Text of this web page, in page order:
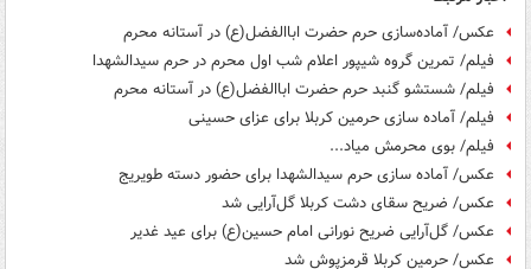
عکس/ آماده‌سازی حرم حضرت اباالفضل(ع) در آستانه محرم
فیلم/ تمرین گروه شیپور اعلام شب اول محرم در حرم سیدالشهدا
فیلم/ شستشو گنبد حرم حضرت اباالفضل(ع) در آستانه محرم
فیلم/ آماده سازی حرمین کربلا برای عزای حسینی
فیلم/ بوی محرمش میاد...
عکس/ آماده سازی حرم سیدالشهدا برای حضور دسته طویریج
عکس/ ضریح سقای دشت کربلا گل‌آرایی شد
عکس/ گل‌آرایی ضریح نورانی امام حسین(ع) برای عید غدیر
عکس/ حرمین کربلا قرمزپوش شد